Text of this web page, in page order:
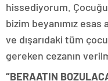
hissediyorum.
bizim beyanımız
ve dışarıdaki tüm
gereken cezanın
“BERAATIN